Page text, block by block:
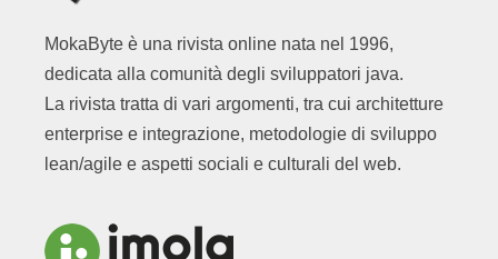
MokaByte è una rivista online nata nel 1996,
dedicata alla comunità degli sviluppatori java.
La rivista tratta di vari argomenti, tra cui architetture
enterprise e integrazione, metodologie di sviluppo
lean/agile e aspetti sociali e culturali del web.